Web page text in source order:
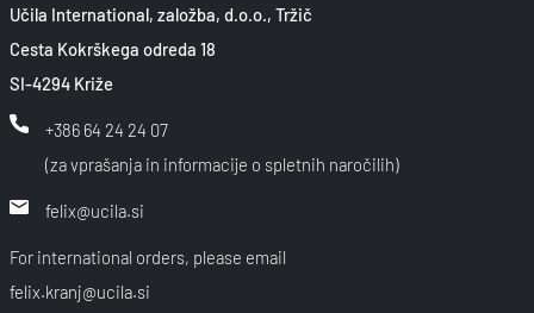
Učila International, založba, d.o.o., Tržič
Cesta Kokrškega odreda 18
SI-4294 Križe
+386 64 24 24 07
(za vprašanja in informacije o spletnih naročilih)
felix@ucila.si
For international orders, please email
felix.kranj@ucila.si